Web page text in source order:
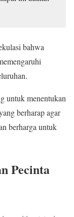
bahwa
untuk menentukan
berharap agar
berharga untuk
Pecinta